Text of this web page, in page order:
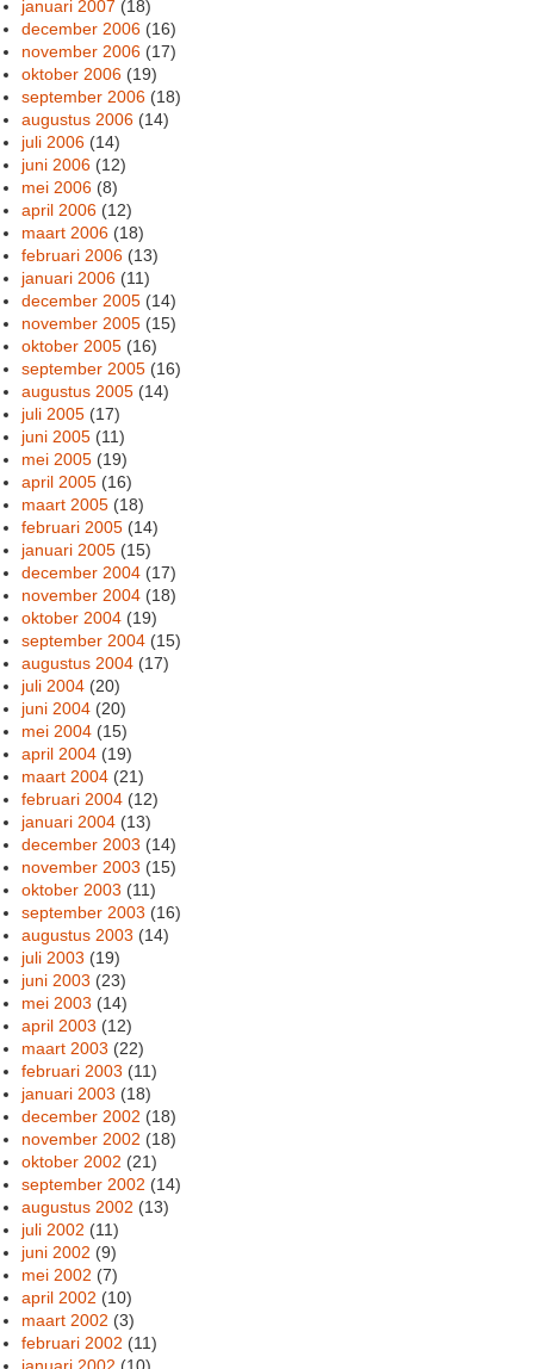
januari 2007 (18)
december 2006 (16)
november 2006 (17)
oktober 2006 (19)
september 2006 (18)
augustus 2006 (14)
juli 2006 (14)
juni 2006 (12)
mei 2006 (8)
april 2006 (12)
maart 2006 (18)
februari 2006 (13)
januari 2006 (11)
december 2005 (14)
november 2005 (15)
oktober 2005 (16)
september 2005 (16)
augustus 2005 (14)
juli 2005 (17)
juni 2005 (11)
mei 2005 (19)
april 2005 (16)
maart 2005 (18)
februari 2005 (14)
januari 2005 (15)
december 2004 (17)
november 2004 (18)
oktober 2004 (19)
september 2004 (15)
augustus 2004 (17)
juli 2004 (20)
juni 2004 (20)
mei 2004 (15)
april 2004 (19)
maart 2004 (21)
februari 2004 (12)
januari 2004 (13)
december 2003 (14)
november 2003 (15)
oktober 2003 (11)
september 2003 (16)
augustus 2003 (14)
juli 2003 (19)
juni 2003 (23)
mei 2003 (14)
april 2003 (12)
maart 2003 (22)
februari 2003 (11)
januari 2003 (18)
december 2002 (18)
november 2002 (18)
oktober 2002 (21)
september 2002 (14)
augustus 2002 (13)
juli 2002 (11)
juni 2002 (9)
mei 2002 (7)
april 2002 (10)
maart 2002 (3)
februari 2002 (11)
januari 2002 (10)